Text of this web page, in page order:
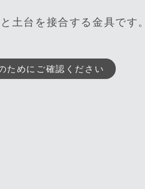
土台を接合する金具です。
ためにご確認ください